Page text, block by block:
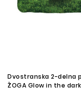
Dvostranska 2-delna
ŽOGA Glow in the